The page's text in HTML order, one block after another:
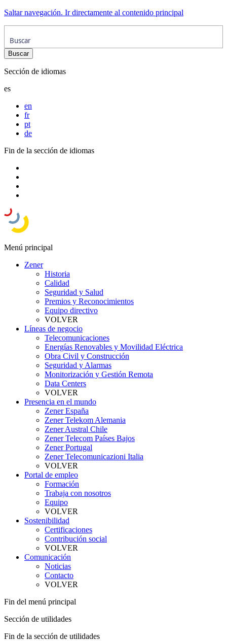
Saltar navegación. Ir directamente al contenido principal
Sección de idiomas
es
en
fr
pt
de
Fin de la sección de idiomas
Menú principal
Zener
Historia
Calidad
Seguridad y Salud
Premios y Reconocimientos
Equipo directivo
VOLVER
Líneas de negocio
Telecomunicaciones
Energías Renovables y Movilidad Eléctrica
Obra Civil y Construcción
Seguridad y Alarmas
Monitorización y Gestión Remota
Data Centers
VOLVER
Presencia en el mundo
Zener España
Zener Telekom Alemania
Zener Austral Chile
Zener Telecom Países Bajos
Zener Portugal
Zener Telecomunicazioni Italia
VOLVER
Portal de empleo
Formación
Trabaja con nosotros
Equipo
VOLVER
Sostenibilidad
Certificaciones
Contribución social
VOLVER
Comunicación
Noticias
Contacto
VOLVER
Fin del menú principal
Sección de utilidades
Fin de la sección de utilidades